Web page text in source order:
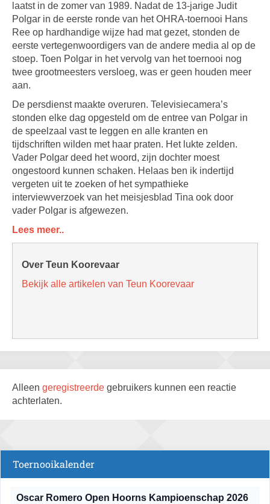
laatst in de zomer van 1989. Nadat de 13-jarige Judit
Polgar in de eerste ronde van het OHRA-toernooi Hans
Ree op hardhandige wijze had mat gezet, stonden de
eerste vertegenwoordigers van de andere media al op de
stoep. Toen Polgar in het vervolg van het toernooi nog
twee grootmeesters versloeg, was er geen houden meer
aan.
De persdienst maakte overuren. Televisiecamera’s
stonden elke dag opgesteld om de entree van Polgar in
de speelzaal vast te leggen en alle kranten en
tijdschriften wilden met haar praten. Het lukte zelden.
Vader Polgar deed het woord, zijn dochter moest
ongestoord kunnen schaken. Helaas ben ik indertijd
vergeten uit te zoeken of het sympathieke
interviewverzoek van het meisjesblad Tina ook door
vader Polgar is afgewezen.
Lees meer..
Over Teun Koorevaar
Bekijk alle artikelen van Teun Koorevaar
Alleen geregistreerde gebruikers kunnen een reactie
achterlaten.
Toernooikalender
Oscar Romero Open Hoorns Kampioenschap 2026